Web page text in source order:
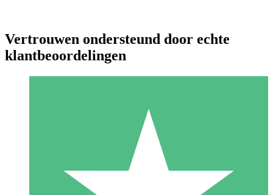
Individuele Creditpakketten
Betaal per gebruik met downloadtegoeden. Geen maandelijkse
Vertrouwen ondersteund door echte
klantbeoordelingen